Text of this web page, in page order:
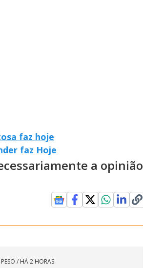
faz hoje
faz Hoje
a opinião
/ HÁ 2 HORAS